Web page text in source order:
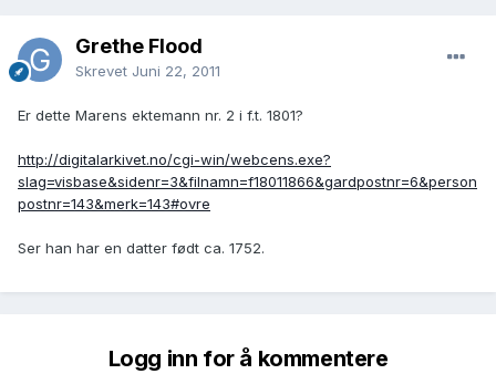
Grethe Flood
Skrevet Juni 22, 2011
Er dette Marens ektemann nr. 2 i f.t. 1801?
http://digitalarkivet.no/cgi-win/webcens.exe?
slag=visbase&sidenr=3&filnamn=f18011866&gardpostnr=6&person
postnr=143&merk=143#ovre
Ser han har en datter født ca. 1752.
Logg inn for å kommentere